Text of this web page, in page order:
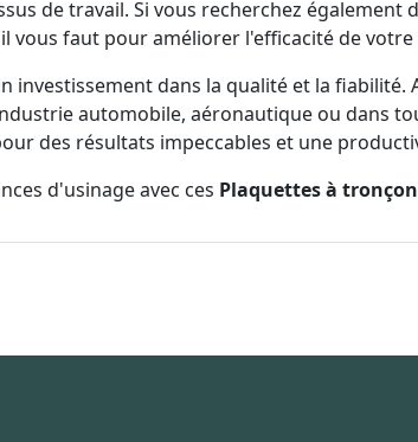
de travail. Si vous recherchez également
vous faut pour améliorer l'efficacité de votre
investissement dans la qualité et la fiabilité.
automobile, aéronautique ou dans
des résultats impeccables et une
d'usinage avec ces Plaquettes à